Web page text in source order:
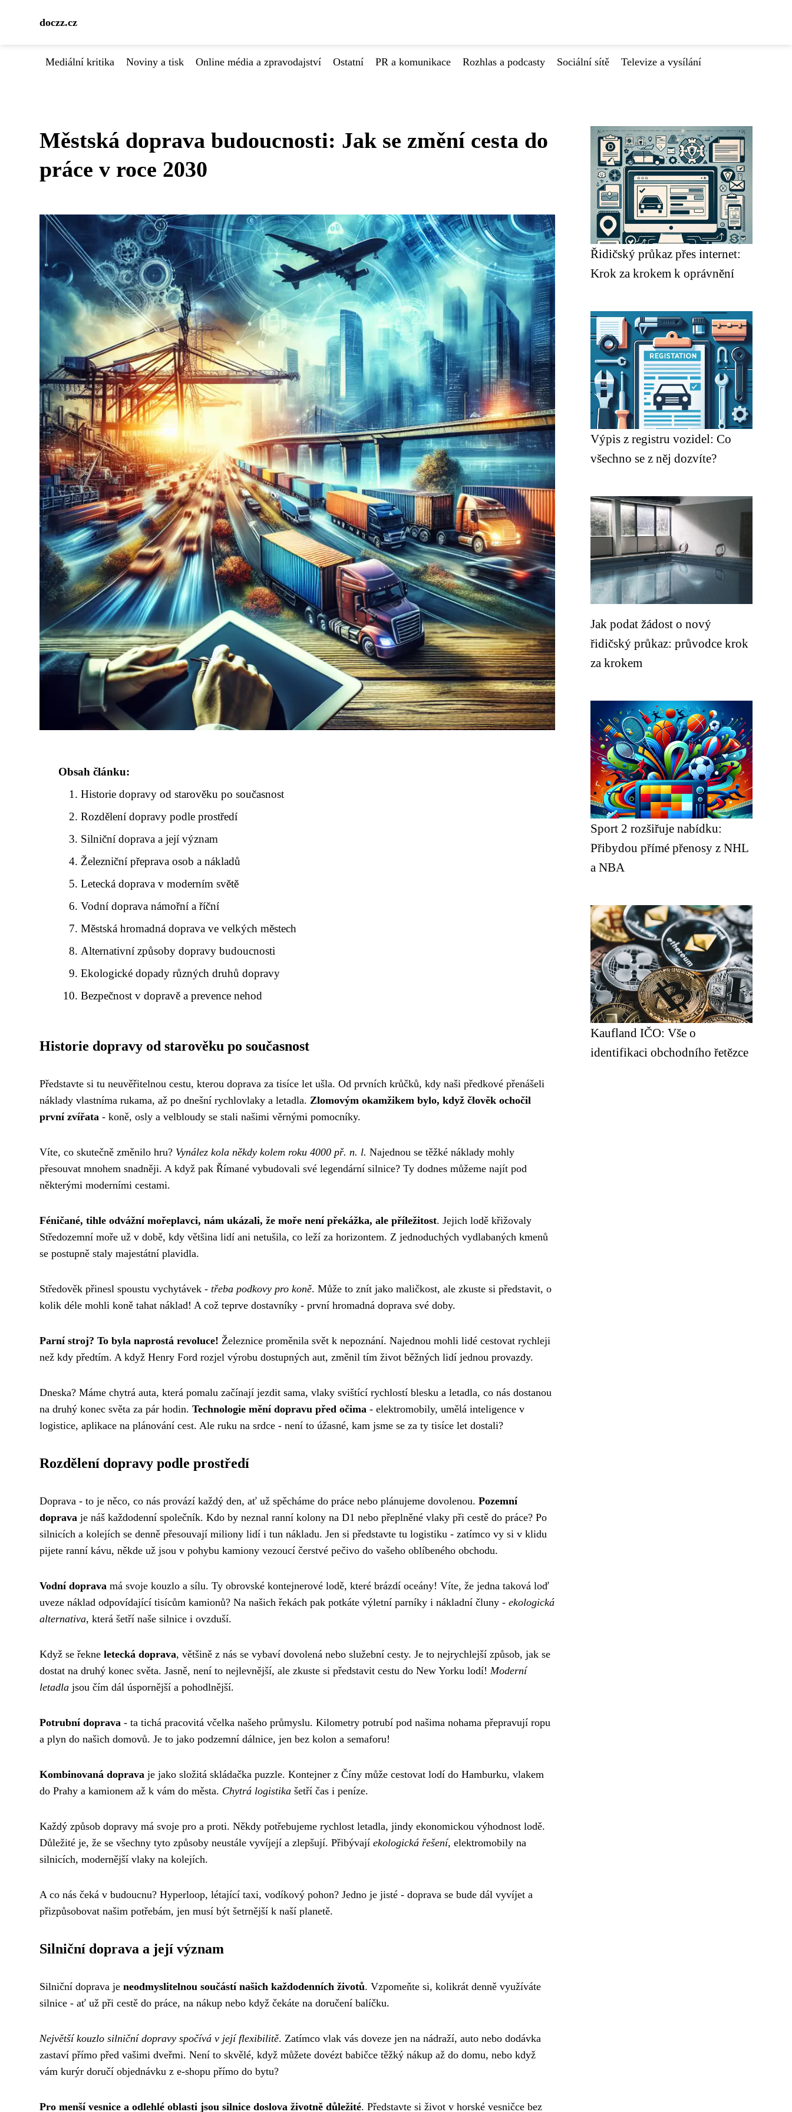
doczz.cz
Mediální kritika Noviny a tisk Online média a zpravodajství Ostatní PR a komunikace Rozhlas a podcasty Sociální sítě Televize a vysílání
Městská doprava budoucnosti: Jak se změní cesta do
práce v roce 2030
Obsah článku:
Historie dopravy od starověku po současnost
Rozdělení dopravy podle prostředí
Silniční doprava a její význam
Železniční přeprava osob a nákladů
Letecká doprava v moderním světě
Vodní doprava námořní a říční
Městská hromadná doprava ve velkých městech
Alternativní způsoby dopravy budoucnosti
Ekologické dopady různých druhů dopravy
Bezpečnost v dopravě a prevence nehod
Historie dopravy od starověku po současnost
Představte si tu neuvěřitelnou cestu, kterou doprava za tisíce let ušla. Od prvních krůčků, kdy naši předkové přenášeli
náklady vlastníma rukama, až po dnešní rychlovlaky a letadla. Zlomovým okamžikem bylo, když člověk ochočil
první zvířata - koně, osly a velbloudy se stali našimi věrnými pomocníky.
Víte, co skutečně změnilo hru? Vynález kola někdy kolem roku 4000 př. n. l. Najednou se těžké náklady mohly
přesouvat mnohem snadněji. A když pak Římané vybudovali své legendární silnice? Ty dodnes můžeme najít pod
některými moderními cestami.
Féničané, tihle odvážní mořeplavci, nám ukázali, že moře není překážka, ale příležitost. Jejich lodě křižovaly
Středozemní moře už v době, kdy většina lidí ani netušila, co leží za horizontem. Z jednoduchých vydlabaných kmenů
se postupně staly majestátní plavidla.
Středověk přinesl spoustu vychytávek - třeba podkovy pro koně. Může to znít jako maličkost, ale zkuste si představit, o
kolik déle mohli koně tahat náklad! A což teprve dostavníky - první hromadná doprava své doby.
Parní stroj? To byla naprostá revoluce! Železnice proměnila svět k nepoznání. Najednou mohli lidé cestovat rychleji
než kdy předtím. A když Henry Ford rozjel výrobu dostupných aut, změnil tím život běžných lidí jednou provazdy.
Dneska? Máme chytrá auta, která pomalu začínají jezdit sama, vlaky svištící rychlostí blesku a letadla, co nás dostanou
na druhý konec světa za pár hodin. Technologie mění dopravu před očima - elektromobily, umělá inteligence v
logistice, aplikace na plánování cest. Ale ruku na srdce - není to úžasné, kam jsme se za ty tisíce let dostali?
Rozdělení dopravy podle prostředí
Doprava - to je něco, co nás provází každý den, ať už spěcháme do práce nebo plánujeme dovolenou. Pozemní
doprava je náš každodenní společník. Kdo by neznal ranní kolony na D1 nebo přeplněné vlaky při cestě do práce? Po
silnicích a kolejích se denně přesouvají miliony lidí i tun nákladu. Jen si představte tu logistiku - zatímco vy si v klidu
pijete ranní kávu, někde už jsou v pohybu kamiony vezoucí čerstvé pečivo do vašeho oblíbeného obchodu.
Vodní doprava má svoje kouzlo a sílu. Ty obrovské kontejnerové lodě, které brázdí oceány! Víte, že jedna taková loď
uveze náklad odpovídající tisícům kamionů? Na našich řekách pak potkáte výletní parníky i nákladní čluny - ekologická
alternativa, která šetří naše silnice i ovzduší.
Když se řekne letecká doprava, většině z nás se vybaví dovolená nebo služební cesty. Je to nejrychlejší způsob, jak se
dostat na druhý konec světa. Jasně, není to nejlevnější, ale zkuste si představit cestu do New Yorku lodí! Moderní
letadla jsou čím dál úspornější a pohodlnější.
Potrubní doprava - ta tichá pracovitá včelka našeho průmyslu. Kilometry potrubí pod našima nohama přepravují ropu
a plyn do našich domovů. Je to jako podzemní dálnice, jen bez kolon a semaforu!
Kombinovaná doprava je jako složitá skládačka puzzle. Kontejner z Číny může cestovat lodí do Hamburku, vlakem
do Prahy a kamionem až k vám do města. Chytrá logistika šetří čas i peníze.
Každý způsob dopravy má svoje pro a proti. Někdy potřebujeme rychlost letadla, jindy ekonomickou výhodnost lodě.
Důležité je, že se všechny tyto způsoby neustále vyvíjejí a zlepšují. Přibývají ekologická řešení, elektromobily na
silnicích, modernější vlaky na kolejích.
A co nás čeká v budoucnu? Hyperloop, létající taxi, vodíkový pohon? Jedno je jisté - doprava se bude dál vyvíjet a
přizpůsobovat našim potřebám, jen musí být šetrnější k naší planetě.
Silniční doprava a její význam
Silniční doprava je neodmyslitelnou součástí našich každodenních životů. Vzpomeňte si, kolikrát denně využíváte
silnice - ať už při cestě do práce, na nákup nebo když čekáte na doručení balíčku.
Největší kouzlo silniční dopravy spočívá v její flexibilitě. Zatímco vlak vás doveze jen na nádraží, auto nebo dodávka
zastaví přímo před vašimi dveřmi. Není to skvělé, když můžete dovézt babičce těžký nákup až do domu, nebo když
vám kurýr doručí objednávku z e-shopu přímo do bytu?
Pro menší vesnice a odlehlé oblasti jsou silnice doslova životně důležité. Představte si život v horské vesničce bez
Řidičský průkaz přes internet:
Krok za krokem k oprávnění
Výpis z registru vozidel: Co
všechno se z něj dozvíte?
Jak podat žádost o nový
řidičský průkaz: průvodce krok
za krokem
Sport 2 rozšiřuje nabídku:
Přibydou přímé přenosy z NHL
a NBA
Kaufland IČO: Vše o
identifikaci obchodního řetězce